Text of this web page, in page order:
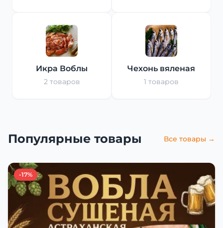
Икра Воблы
2 товаров
Чехонь вяленая
1 товаров
Популярные товары Все товары →
-17%